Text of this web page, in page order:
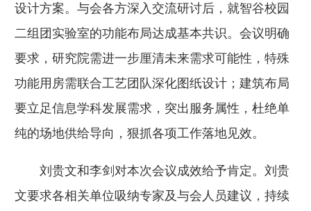
设计方案。与会各方深入交流研讨后，就智谷校园
二组团实验室的功能布局达成基本共识。会议明确
要求，研究院需进一步厘清未来需求可能性，特殊
功能用房需联合工艺团队深化图纸设计；建筑布局
要立足信息学科发展需求，突出服务属性，杜绝单
纯的场地供给导向，狠抓各项工作落地见效。
刘贵文和李剑对本次会议成效给予肯定。刘贵
文要求各相关单位吸纳专家及与会人员建议，持续